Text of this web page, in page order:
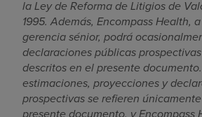
la Ley de Reforma de Litigios de
1995. Además, Encompass Health,
gerencia sénior, podrá
declaraciones públicas
descritos en el presente
estimaciones, proyecciones y
prospectivas se refieren